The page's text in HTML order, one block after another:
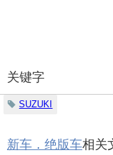
关键字
SUZUKI
新车．绝版车相关